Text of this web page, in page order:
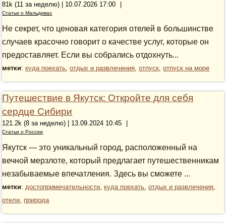
81k (11 за неделю) | 10.07.2026 17:00
Статьи о Мальдивах
Не секрет, что ценовая категория отелей в большинстве
случаев красочно говорит о качестве услуг, которые он
предоставляет. Если вы собрались отдохнуть...
метки:куда поехать,отдых и развлечения,отпуск,отпуск на море
Путешествие в Якутск: Откройте для себя
сердце Сибири
121.2k (8 за неделю) | 13.09.2024 10:45
Статьи о России
Якутск — это уникальный город, расположенный на
вечной мерзлоте, который предлагает путешественникам
незабываемые впечатления. Здесь вы сможете ...
метки:достопримечательности,куда поехать,отдых и развлечения,
отели, природа